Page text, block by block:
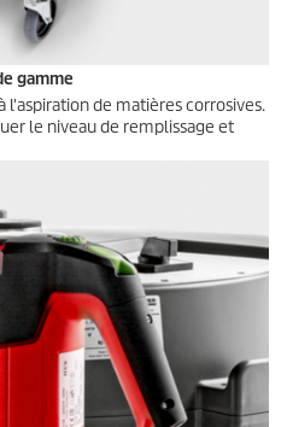
gamme
l'aspiration de matières corrosives.
le niveau de remplissage et